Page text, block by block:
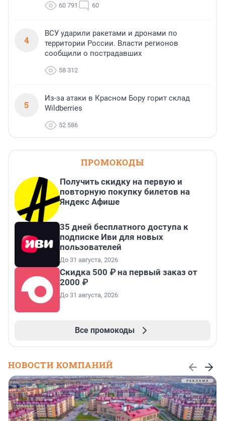
60 791 60
4
ВСУ ударили ракетами и дронами по
территории России. Власти регионов
сообщили о пострадавших
58 312
5
Из-за атаки в Красном Бору горит склад
Wildberries
52 586
ПРОМОКОДЫ
Получить скидку на первую и
повторную покупку билетов на
Яндекс Афише
35 дней бесплатного доступа к
подписке Иви для новых
пользователей
До 31 августа, 2026
Скидка 500 ₽ на первый заказ от
2000 ₽
До 31 августа, 2026
Все промокоды
НОВОСТИ КОМПАНИЙ